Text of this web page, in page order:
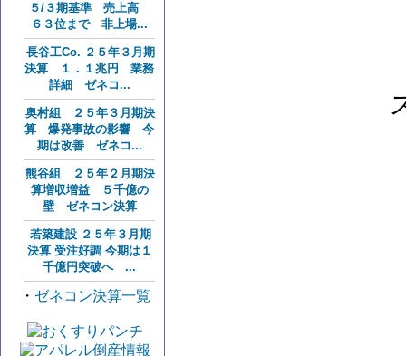
５/３期基準 売上高
６３位まで 非上場...
長谷工Co. ２５年３月期
決算 １．１兆円 業務
詳細 ゼネコ...
奥村組 ２５年３月期決
算 爆発事故の影響 今
期は改善 ゼネコ...
熊谷組 ２５年２月期決
算増収増益 ５千億の
壁 ゼネコン決算
若築建設 ２５年３月期
決算 受注好調 今期は１
千億円突破へ ...
・ ゼネコン決算一覧